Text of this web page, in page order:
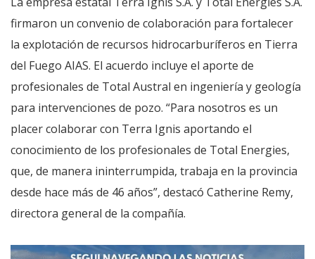
firmaron un convenio de colaboración para fortalecer
la explotación de recursos hidrocarburíferos en Tierra
del Fuego AIAS. El acuerdo incluye el aporte de
profesionales de Total Austral en ingeniería y geología
para intervenciones de pozo. “Para nosotros es un
placer colaborar con Terra Ignis aportando el
conocimiento de los profesionales de Total Energies,
que, de manera ininterrumpida, trabaja en la provincia
desde hace más de 46 años”, destacó Catherine Remy,
directora general de la compañía.